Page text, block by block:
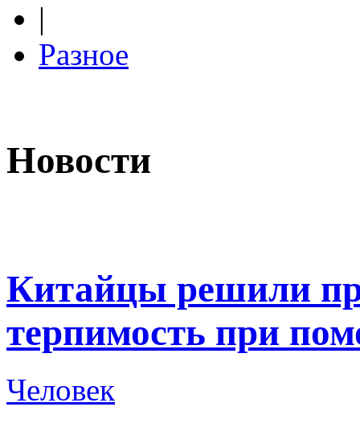
|
Разное
Новости
Китайцы решили
терпимость при
Человек